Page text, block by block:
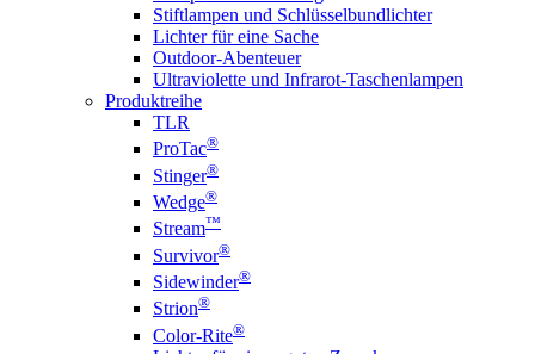
Stiftlampen und Schlüsselbundlichter
Lichter für eine Sache
Outdoor-Abenteuer
Ultraviolette und Infrarot-Taschenlampen
Produktreihe
TLR
ProTac®
Stinger®
Wedge®
Stream™
Survivor®
Sidewinder®
Strion®
Color-Rite®